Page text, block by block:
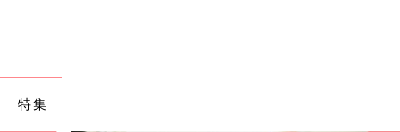
・「夫婦のじかん」YouTubeチャンネル
特集